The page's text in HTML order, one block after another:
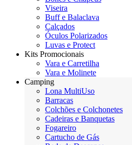
Viseira
Buff e Balaclava
Calçados
Óculos Polarizados
Luvas e Protect
Kits Promocionais
Vara e Carretilha
Vara e Molinete
Camping
Lona MultiUso
Barracas
Colchões e Colchonetes
Cadeiras e Banquetas
Fogareiro
Cartucho de Gás